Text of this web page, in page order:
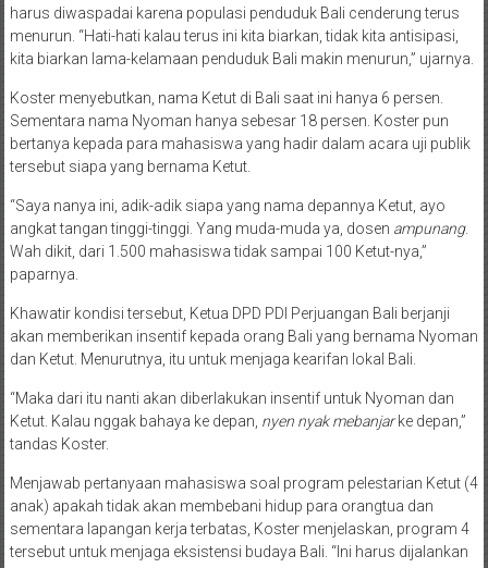
harus diwaspadai karena populasi penduduk Bali cenderung terus
menurun. “Hati-hati kalau terus ini kita biarkan, tidak kita antisipasi,
kita biarkan lama-kelamaan penduduk Bali makin menurun,” ujarnya.
Koster menyebutkan, nama Ketut di Bali saat ini hanya 6 persen.
Sementara nama Nyoman hanya sebesar 18 persen. Koster pun
bertanya kepada para mahasiswa yang hadir dalam acara uji publik
tersebut siapa yang bernama Ketut.
“Saya nanya ini, adik-adik siapa yang nama depannya Ketut, ayo
angkat tangan tinggi-tinggi. Yang muda-muda ya, dosen ampunang.
Wah dikit, dari 1.500 mahasiswa tidak sampai 100 Ketut-nya,”
paparnya.
Khawatir kondisi tersebut, Ketua DPD PDI Perjuangan Bali berjanji
akan memberikan insentif kepada orang Bali yang bernama Nyoman
dan Ketut. Menurutnya, itu untuk menjaga kearifan lokal Bali.
“Maka dari itu nanti akan diberlakukan insentif untuk Nyoman dan
Ketut. Kalau nggak bahaya ke depan, nyen nyak mebanjarke depan,”
tandas Koster.
Menjawab pertanyaan mahasiswa soal program pelestarian Ketut (4
anak) apakah tidak akan membebani hidup para orangtua dan
sementara lapangan kerja terbatas, Koster menjelaskan, program 4
tersebut untuk menjaga eksistensi budaya Bali. “Ini harus dijalankan